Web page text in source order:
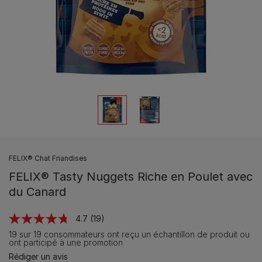
FELIX® Chat Friandises
FELIX® Tasty Nuggets Riche en Poulet avec
du Canard
4.7 Lire
19
avis.
(19)
19 sur 19 consommateurs ont reçu un échantillon de produit ou
ont participé à une promotion
Rédiger un avis